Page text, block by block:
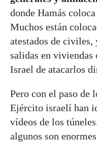
donde Hamás
Muchos están
atestados de civiles,
salidas en viviendas
Israel de atacarlos
Pero con el paso de
Ejército israelí han
vídeos de los
algunos son